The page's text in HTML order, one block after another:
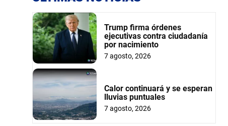
Trump firma órdenes
ejecutivas contra ciudadanía
por nacimiento
7 agosto, 2026
Calor continuará y se esperan
lluvias puntuales
7 agosto, 2026